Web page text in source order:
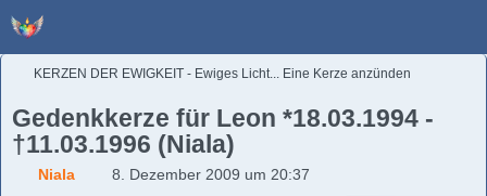
KERZEN DER EWIGKEIT - Ewiges Licht... Eine Kerze anzünden
Gedenkkerze für Leon *18.03.1994 -
†11.03.1996 (Niala)
Niala 8. Dezember 2009 um 20:37